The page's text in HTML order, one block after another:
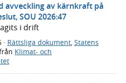
avveckling av kärnkraft på
SOU 2026:47
i drift
· Rättsliga dokument, Statens
Klimat- och